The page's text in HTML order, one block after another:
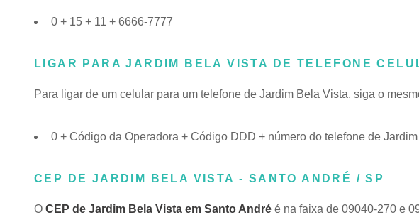
0 + 15 + 11 + 6666-7777
LIGAR PARA JARDIM BELA VISTA DE TELEFONE
Para ligar de um celular para um telefone de Jardim Bela Vista, siga o
0 + Código da Operadora + Código DDD + número do telefone de
CEP DE JARDIM BELA VISTA - SANTO ANDRÉ / SP
O CEP de Jardim Bela Vista em Santo André é na faixa de 09040-270 e